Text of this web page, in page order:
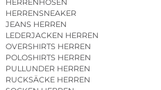
HERRENSNEAKER
JEANS HERREN
LEDERJACKEN HERREN
OVERSHIRTS HERREN
POLOSHIRTS HERREN
PULLUNDER HERREN
RUCKSÄCKE HERREN